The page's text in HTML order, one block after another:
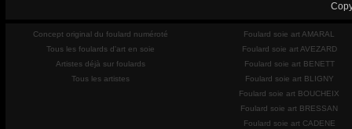
Concept original du foulard numéroté
Tous les foulards d'art en soie
Artistes déjà sur foulards
Tous les artistes
Foulard soie art AMARAL
Foulard soie art AVEZARD
Foulard soie art BENETT
Foulard soie art BLIGNY
Foulard soie art BOUCHEIX
Foulard soie art BRESSAN
Foulard soie art CADENE